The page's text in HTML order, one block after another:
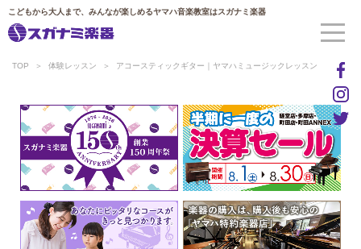
こどもから大人まで、みんなが楽しめるヤマハ音楽教室はスガナミ楽器
TOP 体験レッスン アコースティックギター｜ヤマハミュージックレッスン